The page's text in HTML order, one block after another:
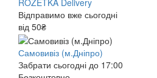
ROZETKA Delivery
Відправимо вже сьогодні
від 50₴
Самовивіз (м.Дніпро)
Забрати сьогодні до 17:00